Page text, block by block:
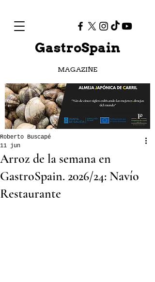
GastroSpain
MAGAZINE
Arroz de la semana en
GastroSpain. 2026/24: Navío
Restaurante
Roberto Buscapé
11 jun